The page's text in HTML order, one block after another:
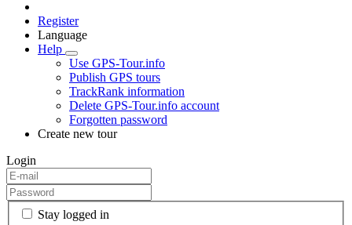
Register
Language
Help
Use GPS-Tour.info
Publish GPS tours
TrackRank information
Delete GPS-Tour.info account
Forgotten password
Create new tour
Login
Stay logged in